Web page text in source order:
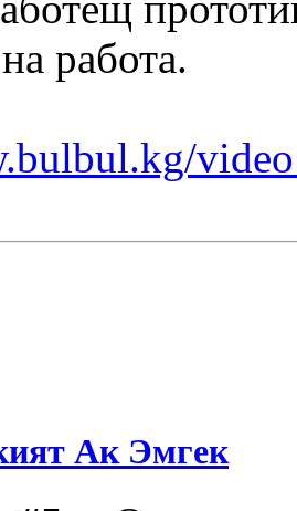
работа.
Ак Эмгек